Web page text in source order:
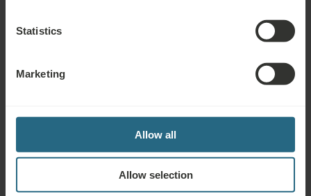
Statistics
Marketing
Allow all
Allow selection
filiżanką kawy lub kieliszkiem wina w towarzystwie przyjaciół.